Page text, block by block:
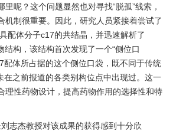
呢？这个问题显然也对寻找“脱孤”线索，
机制很重要。因此，研究人员紧接着尝试了
配体分子c17的共结晶，并迅速解析了
构，该结构首次发现了一个“侧位口
配体所占据的这个侧位口袋，既不同于传统
在之前报道的各类别构位点中出现过。这一
理性药物设计，提高药物作用的选择性和特
志杰教授对该成果的获得感到十分欣